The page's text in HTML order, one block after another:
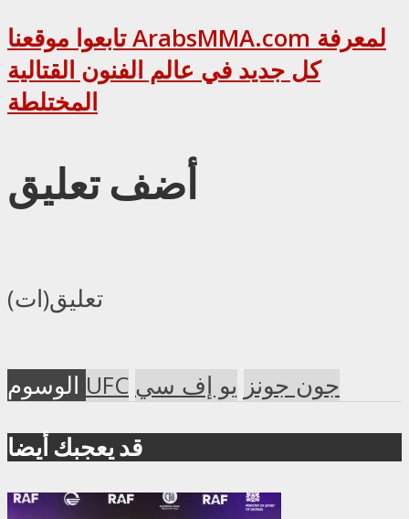
تابعوا موقعنا ArabsMMA.com لمعرفة
كل جديد في عالم الفنون القتالية
المختلطة
أضف تعليق
تعليق(ات)
UFC جون جونز يو إف سي
قد يعجبك أيضا